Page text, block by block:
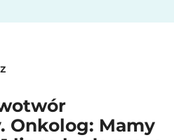
Onkolog: Mamy